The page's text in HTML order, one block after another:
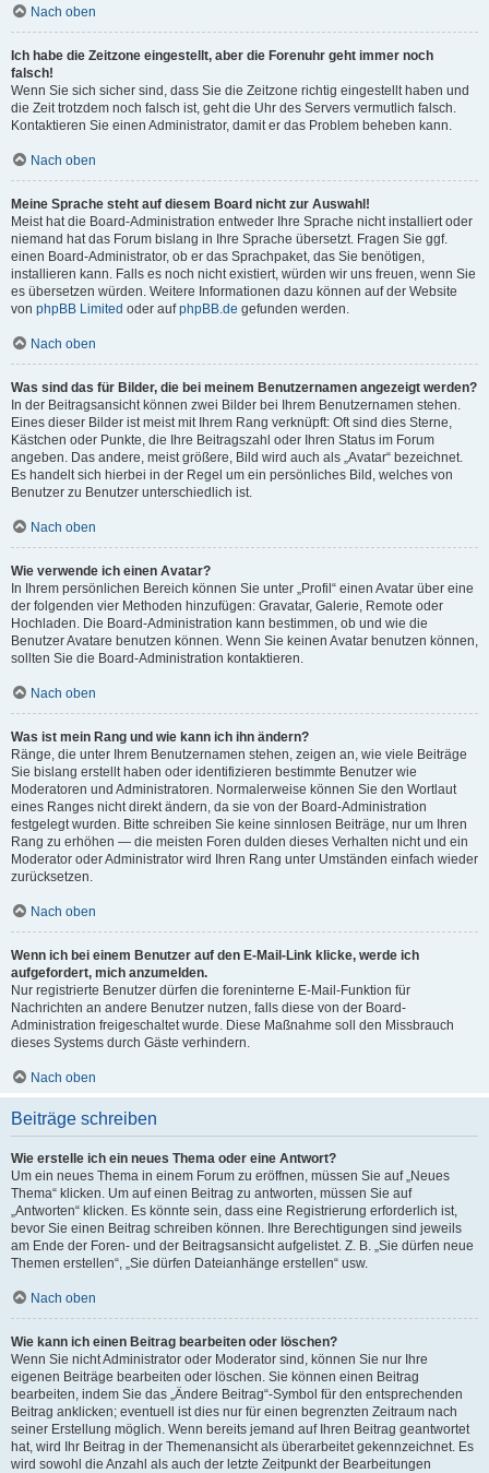
Nach oben
Ich habe die Zeitzone eingestellt, aber die Forenuhr geht immer noch
falsch!
Wenn Sie sich sicher sind, dass Sie die Zeitzone richtig eingestellt haben und
die Zeit trotzdem noch falsch ist, geht die Uhr des Servers vermutlich falsch.
Kontaktieren Sie einen Administrator, damit er das Problem beheben kann.
Nach oben
Meine Sprache steht auf diesem Board nicht zur Auswahl!
Meist hat die Board-Administration entweder Ihre Sprache nicht installiert oder
niemand hat das Forum bislang in Ihre Sprache übersetzt. Fragen Sie ggf.
einen Board-Administrator, ob er das Sprachpaket, das Sie benötigen,
installieren kann. Falls es noch nicht existiert, würden wir uns freuen, wenn Sie
es übersetzen würden. Weitere Informationen dazu können auf der Website
von phpBB Limited oder aufphpBB.de gefunden werden.
Nach oben
Was sind das für Bilder, die bei meinem Benutzernamen angezeigt werden?
In der Beitragsansicht können zwei Bilder bei Ihrem Benutzernamen stehen.
Eines dieser Bilder ist meist mit Ihrem Rang verknüpft: Oft sind dies Sterne,
Kästchen oder Punkte, die Ihre Beitragszahl oder Ihren Status im Forum
angeben. Das andere, meist größere, Bild wird auch als „Avatar“ bezeichnet.
Es handelt sich hierbei in der Regel um ein persönliches Bild, welches von
Benutzer zu Benutzer unterschiedlich ist.
Nach oben
Wie verwende ich einen Avatar?
In Ihrem persönlichen Bereich können Sie unter „Profil“ einen Avatar über eine
der folgenden vier Methoden hinzufügen: Gravatar, Galerie, Remote oder
Hochladen. Die Board-Administration kann bestimmen, ob und wie die
Benutzer Avatare benutzen können. Wenn Sie keinen Avatar benutzen können,
sollten Sie die Board-Administration kontaktieren.
Nach oben
Was ist mein Rang und wie kann ich ihn ändern?
Ränge, die unter Ihrem Benutzernamen stehen, zeigen an, wie viele Beiträge
Sie bislang erstellt haben oder identifizieren bestimmte Benutzer wie
Moderatoren und Administratoren. Normalerweise können Sie den Wortlaut
eines Ranges nicht direkt ändern, da sie von der Board-Administration
festgelegt wurden. Bitte schreiben Sie keine sinnlosen Beiträge, nur um Ihren
Rang zu erhöhen — die meisten Foren dulden dieses Verhalten nicht und ein
Moderator oder Administrator wird Ihren Rang unter Umständen einfach wieder
zurücksetzen.
Nach oben
Wenn ich bei einem Benutzer auf den E-Mail-Link klicke, werde ich
aufgefordert, mich anzumelden.
Nur registrierte Benutzer dürfen die foreninterne E-Mail-Funktion für
Nachrichten an andere Benutzer nutzen, falls diese von der Board-
Administration freigeschaltet wurde. Diese Maßnahme soll den Missbrauch
dieses Systems durch Gäste verhindern.
Nach oben
Beiträge schreiben
Wie erstelle ich ein neues Thema oder eine Antwort?
Um ein neues Thema in einem Forum zu eröffnen, müssen Sie auf „Neues
Thema“ klicken. Um auf einen Beitrag zu antworten, müssen Sie auf
„Antworten“ klicken. Es könnte sein, dass eine Registrierung erforderlich ist,
bevor Sie einen Beitrag schreiben können. Ihre Berechtigungen sind jeweils
am Ende der Foren- und der Beitragsansicht aufgelistet. Z. B. „Sie dürfen neue
Themen erstellen“, „Sie dürfen Dateianhänge erstellen“ usw.
Nach oben
Wie kann ich einen Beitrag bearbeiten oder löschen?
Wenn Sie nicht Administrator oder Moderator sind, können Sie nur Ihre
eigenen Beiträge bearbeiten oder löschen. Sie können einen Beitrag
bearbeiten, indem Sie das „Ändere Beitrag“-Symbol für den entsprechenden
Beitrag anklicken; eventuell ist dies nur für einen begrenzten Zeitraum nach
seiner Erstellung möglich. Wenn bereits jemand auf Ihren Beitrag geantwortet
hat, wird Ihr Beitrag in der Themenansicht als überarbeitet gekennzeichnet. Es
wird sowohl die Anzahl als auch der letzte Zeitpunkt der Bearbeitungen